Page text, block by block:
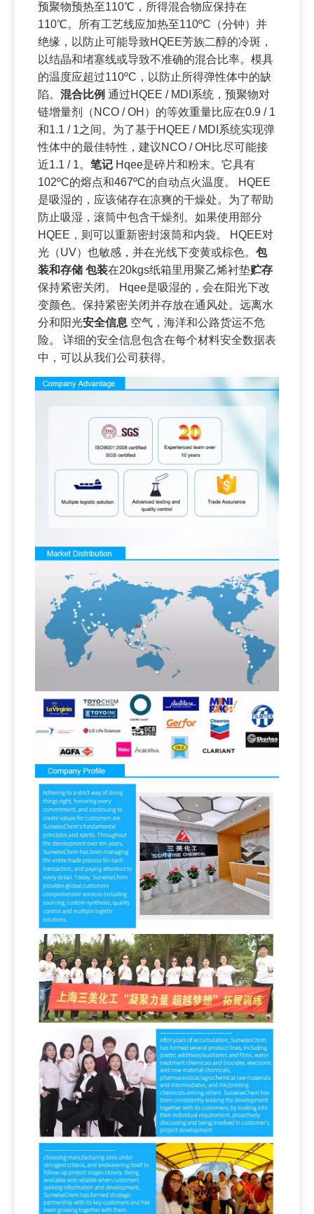
预聚物预热至110℃，所得混合物应保持在
110℃。所有工艺线应加热至110ºC（分钟）并
绝缘，以防止可能导致HQEE芳族二醇的冷斑，
以结晶和堵塞线或导致不准确的混合比率。模具
的温度应超过110ºC，以防止所得弹性体中的缺
陷。 混合比例 通过HQEE / MDI系统，预聚物对
链增量剂（NCO / OH）的等效重量比应在0.9 / 1
和1.1 / 1之间。为了基于HQEE / MDI系统实现弹
性体中的最佳特性，建议NCO / OH比尽可能接
近1.1 / 1。 笔记 Hqee是碎片和粉末。它具有
102ºC的熔点和467ºC的自动点火温度。 HQEE
是吸湿的，应该储存在凉爽的干燥处。为了帮助
防止吸湿，滚筒中包含干燥剂。如果使用部分
HQEE，则可以重新密封滚筒和内袋。 HQEE对
光（UV）也敏感，并在光线下变黄或棕色。 包
装和存储 包装在20kgs纸箱里用聚乙烯衬垫贮存
保持紧密关闭。 Hqee是吸湿的，会在阳光下改
变颜色。保持紧密关闭并存放在通风处。远离水
分和阳光安全信息 空气，海洋和公路货运不危
险。 详细的安全信息包含在每个材料安全数据表
中，可以从我们公司获得。